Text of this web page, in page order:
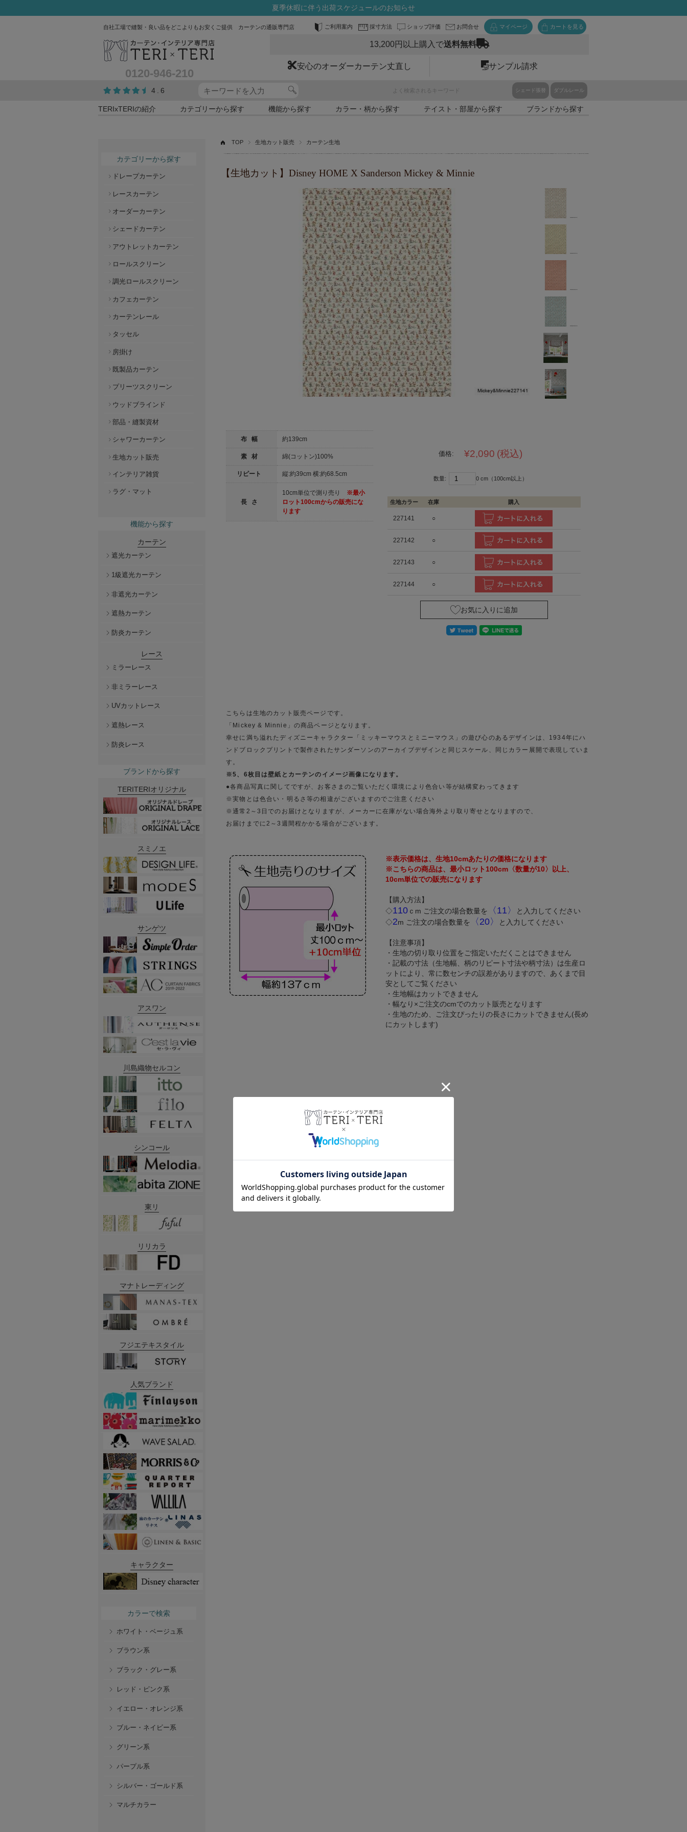
夏季休暇に伴う出荷スケジュールのお知らせ
自社工場で縫製・良い品をどこよりもお安くご提供 カーテンの通販専門店 ご利用案内 採寸方法 ショップ評価 お問合せ マイページ カートを見る
0120-946-210
13,200円以上購入で送料無料
安心のオーダーカーテン丈直し サンプル請求
4.6 よく検索されるキーワード シェード張替 ダブルレール
TERIxTERIの紹介 カテゴリーから探す 機能から探す カラー・柄から探す テイスト・部屋から探す ブランドから探す
TOP 生地カット販売 カーテン生地
【生地カット】Disney HOME X Sanderson Mickey & Minnie
価格: ¥2,090 (税込)
数量: 0 cm（100cm以上）
生地カラー 在庫 購入
227141 ○
227142 ○
227143 ○
227144 ○
こちらは生地のカット販売ページです。
「Mickey & Minnie」の商品ページとなります。
幸せに満ち溢れたディズニーキャラクター「ミッキーマウスとミニーマウス」の遊び心のあるデザインは、1934年にハ
ンドブロックプリントで製作されたサンダーソンのアーカイブデザインと同じスケール、同じカラー展開で表現していま
す。
※5、6枚目は壁紙とカーテンのイメージ画像になります。
●各商品写真に関してですが、お客さまのご覧いただく環境により色合い等が結構変わってきます
※実物とは色合い・明るさ等の相違がございますのでご注意ください
※通常2～3日でのお届けとなりますが、メーカーに在庫がない場合海外より取り寄せとなりますので、
お届けまでに2～3週間程かかる場合がございます。
※表示価格は、生地10cmあたりの価格になります
※こちらの商品は、最小ロット100cm〈数量が10〉以上、
10cm単位での販売になります
【購入方法】
◇110ｃm ご注文の場合数量を 〈11〉
と入力してください
◇2m ご注文の場合数量を 〈20〉 と入力してください
【注意事項】
・生地の切り取り位置をご指定いただくことはできません
・記載の寸法（生地幅、柄のリピート寸法や柄寸法）は生産ロ
ットにより、常に数センチの誤差がありますので、あくまで目
安としてご覧ください
・生地幅はカットできません
・幅なり×ご注文のcmでのカット販売となります
・生地のため、ご注文ぴったりの長さにカットできません(長め
にカットします)
布 幅 約139cm
素 材 綿(コットン)100%
リピート 縦:約39cm 横:約68.5cm
長 さ
10cm単位で測り売り ※最小
ロット100cmからの販売にな
ります
カテゴリーから探す
ドレープカーテン
レースカーテン
オーダーカーテン
シェードカーテン
アウトレットカーテン
ロールスクリーン
調光ロールスクリーン
カフェカーテン
カーテンレール
タッセル
房掛け
既製品カーテン
プリーツスクリーン
ウッドブラインド
部品・縫製資材
シャワーカーテン
生地カット販売
インテリア雑貨
ラグ・マット
機能から探す
カーテン
遮光カーテン
1級遮光カーテン
非遮光カーテン
遮熱カーテン
防炎カーテン
レース
ミラーレース
非ミラーレース
UVカットレース
遮熱レース
防炎レース
ブランドから探す
TERITERIオリジナル
スミノエ
サンゲツ
アスワン
川島織物セルコン
シンコール
東リ
リリカラ
マナトレーディング
フジエテキスタイル
人気ブランド
キャラクター
カラーで検索
ホワイト・ベージュ系
ブラウン系
ブラック・グレー系
レッド・ピンク系
イエロー・オレンジ系
ブルー・ネイビー系
グリーン系
パープル系
シルバー・ゴールド系
マルチカラー